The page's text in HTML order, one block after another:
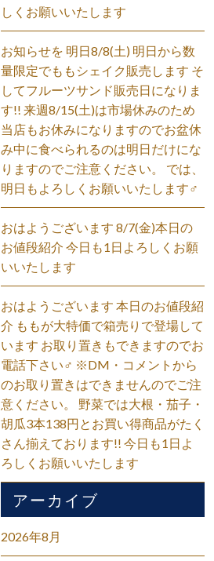
しくお願いいたします
お知らせを 明日8/8(土) 明日から数
量限定でももシェイク販売します そ
してフルーツサンド販売日になりま
す!! 来週8/15(土)は市場休みのため
当店もお休みになりますのでお盆休
み中に食べられるのは明日だけにな
りますのでご注意ください。 では、
明日もよろしくお願いいたします‍♂️
おはようございます 8/7(金)本日の
お値段紹介 今日も1日よろしくお願
いいたします
おはようございます 本日のお値段紹
介 ももが大特価で箱売りで登場して
います お取り置きもできますのでお
電話下さい‍♂️ ※DM・コメントから
のお取り置きはできませんのでご注
意ください。 野菜では大根・茄子・
胡瓜3本138円とお買い得商品がたく
さん揃えております!! 今日も1日よ
ろしくお願いいたします
アーカイブ
2026年8月